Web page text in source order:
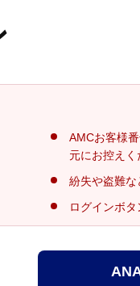
AMCお客様
元にお控えく
紛失や盗難な
ログインボ